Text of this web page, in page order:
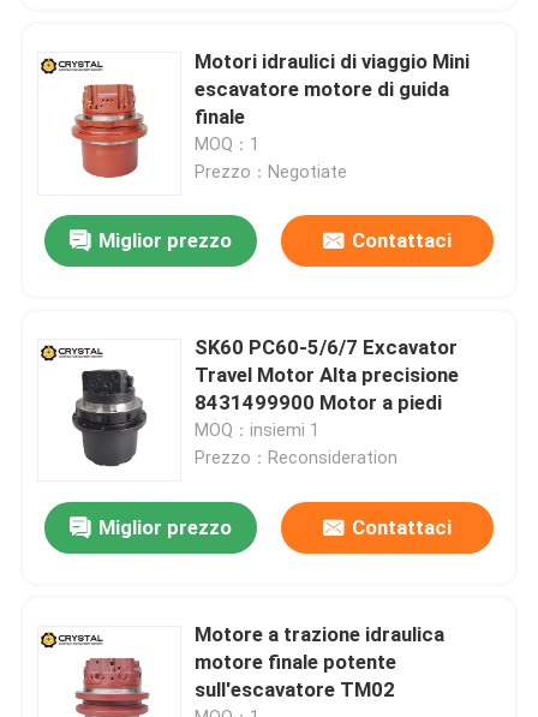
Motori idraulici di viaggio Mini
escavatore motore di guida
finale
MOQ：1
Prezzo：Negotiate
Miglior prezzo Contattaci
SK60 PC60-5/6/7 Excavator
Travel Motor Alta precisione
8431499900 Motor a piedi
MOQ：insiemi 1
Prezzo：Reconsideration
Miglior prezzo Contattaci
Motore a trazione idraulica
motore finale potente
sull'escavatore TM02